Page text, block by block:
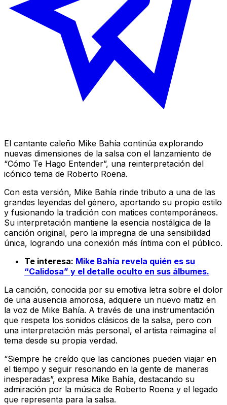
El cantante caleño Mike Bahía continúa explorando
nuevas dimensiones de la salsa con el lanzamiento de
“Cómo Te Hago Entender”, una reinterpretación del
icónico tema de Roberto Roena.
Con esta versión, Mike Bahía rinde tributo a una de las
grandes leyendas del género, aportando su propio estilo
y fusionando la tradición con matices contemporáneos.
Su interpretación mantiene la esencia nostálgica de la
canción original, pero la impregna de una sensibilidad
única, logrando una conexión más íntima con el público.
Te interesa: Mike Bahía revela quién es su
“Calidosa” y el detalle oculto en sus álbumes.
La canción, conocida por su emotiva letra sobre el dolor
de una ausencia amorosa, adquiere un nuevo matiz en
la voz de Mike Bahía. A través de una instrumentación
que respeta los sonidos clásicos de la salsa, pero con
una interpretación más personal, el artista reimagina el
tema desde su propia verdad.
“Siempre he creído que las canciones pueden viajar en
el tiempo y seguir resonando en la gente de maneras
inesperadas”, expresa Mike Bahía, destacando su
admiración por la música de Roberto Roena y el legado
que representa para la salsa.